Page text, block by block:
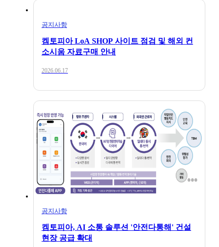
[대한상공회의소 & 켐토피아] 중소기업
ESG경영 실천을 위한 ESG-EHS 핵심규제
2025 하반기 워크숍 휴무안내
공지사항
켐토피아 LoA SHOP 사이트 점검 및 해외 컨
소시움 자료구매 안내
2026.06.17
공지사항
켐토피아, AI 소통 솔루션 '안전다통해' 건설
현장 공급 확대